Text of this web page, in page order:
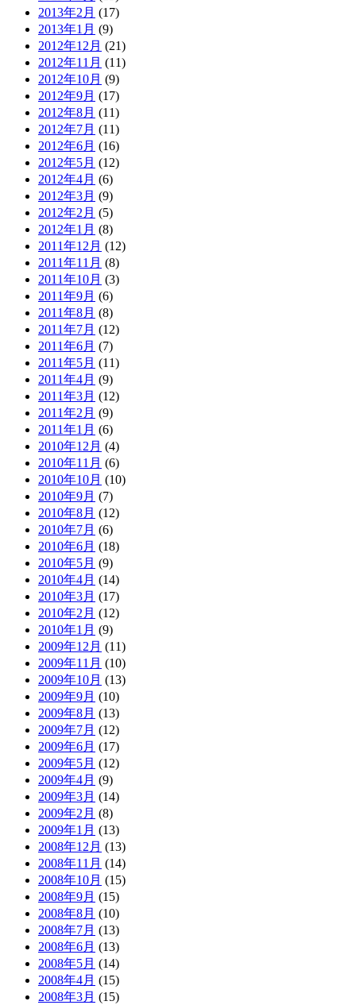
2013年2月 (17)
2013年1月 (9)
2012年12月 (21)
2012年11月 (11)
2012年10月 (9)
2012年9月 (17)
2012年8月 (11)
2012年7月 (11)
2012年6月 (16)
2012年5月 (12)
2012年4月 (6)
2012年3月 (9)
2012年2月 (5)
2012年1月 (8)
2011年12月 (12)
2011年11月 (8)
2011年10月 (3)
2011年9月 (6)
2011年8月 (8)
2011年7月 (12)
2011年6月 (7)
2011年5月 (11)
2011年4月 (9)
2011年3月 (12)
2011年2月 (9)
2011年1月 (6)
2010年12月 (4)
2010年11月 (6)
2010年10月 (10)
2010年9月 (7)
2010年8月 (12)
2010年7月 (6)
2010年6月 (18)
2010年5月 (9)
2010年4月 (14)
2010年3月 (17)
2010年2月 (12)
2010年1月 (9)
2009年12月 (11)
2009年11月 (10)
2009年10月 (13)
2009年9月 (10)
2009年8月 (13)
2009年7月 (12)
2009年6月 (17)
2009年5月 (12)
2009年4月 (9)
2009年3月 (14)
2009年2月 (8)
2009年1月 (13)
2008年12月 (13)
2008年11月 (14)
2008年10月 (15)
2008年9月 (15)
2008年8月 (10)
2008年7月 (13)
2008年6月 (13)
2008年5月 (14)
2008年4月 (15)
2008年3月 (15)